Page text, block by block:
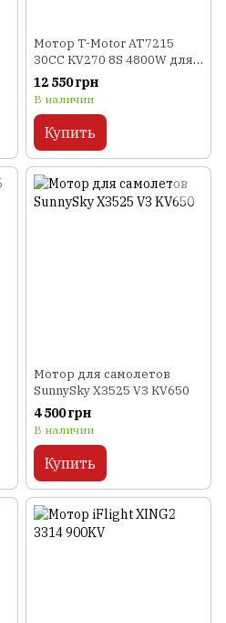
Мотор T-Motor AT7215
30CC KV270 8S 4800W для
самолетов
12 550 грн
В наличии
Купить
Мотор для самолетов
SunnySky X3525 V3 KV650
4 500 грн
В наличии
Купить